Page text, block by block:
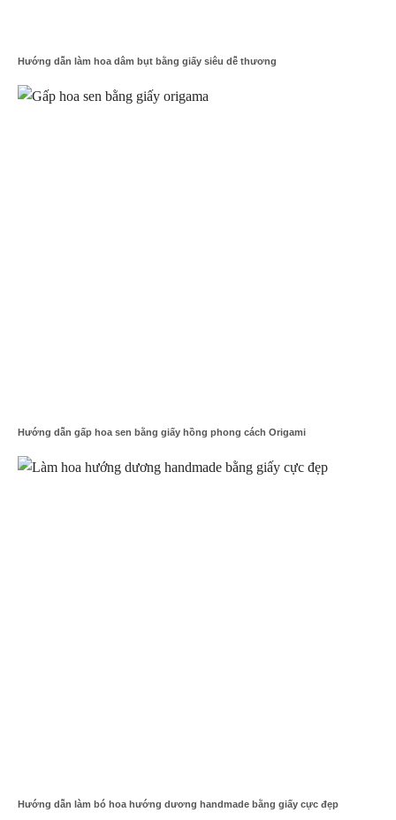
Hướng dẫn làm hoa dâm bụt bằng giấy siêu dễ thương
Hướng dẫn gấp hoa sen bằng giấy hồng phong cách Origami
Hướng dẫn làm bó hoa hướng dương handmade bằng giấy cực đẹp